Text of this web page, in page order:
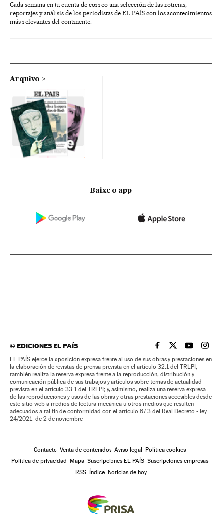
Cada semana en tu cuenta de correo una selección de las noticias,
reportajes y análisis de los periodistas de EL PAÍS con los acontecimientos
más relevantes del continente.
Arquivo
Baixe o app
©EDICIONES EL PAÍS EL PAÍS BRASIL EN
EL PAÍSEL PAÍS
EL
EL PAÍS ejerce la oposición expresa frente al uso de sus obras y prestaciones en
la elaboración de revistas de prensa prevista en el artículo 32.1 del TRLPI;
también realiza la reserva expresa frente a la reproducción, distribución y
comunicación pública de sus trabajos y artículos sobre temas de actualidad
prevista en el artículo 33.1 del TRLPI; y, asimismo, realiza una reserva expresa
de las reproducciones y usos de las obras y otras prestaciones accesibles desde
este sitio web a medios de lectura mecánica u otros medios que resulten
adecuados a tal fin de conformidad con el artículo 67.3 del Real Decreto - ley
24/2021, de 2 de noviembre
Contacto Venta de contenidos Aviso legal
Política cookies
Política de privacidad
Mapa Suscripciones EL PAÍS Suscripciones empresas
RSS
Índice Noticias de hoy